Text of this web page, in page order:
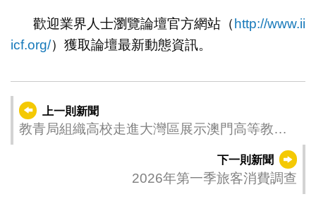
歡迎業界人士瀏覽論壇官方網站（http://www.ii
icf.org/）獲取論壇最新動態資訊。
上一則新聞
教青局組織高校走進大灣區展示澳門高等教育
下一則新聞
2026年第一季旅客消費調查